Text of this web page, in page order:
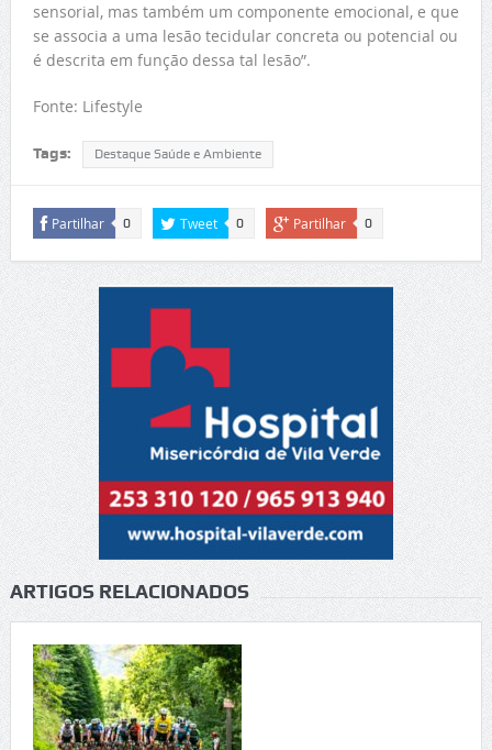
sensorial, mas também um componente emocional, e que
se associa a uma lesão tecidular concreta ou potencial ou
é descrita em função dessa tal lesão”.
Fonte: Lifestyle
Tags: Destaque Saúde e Ambiente
Partilhar 0 Tweet 0 Partilhar 0
ARTIGOS RELACIONADOS